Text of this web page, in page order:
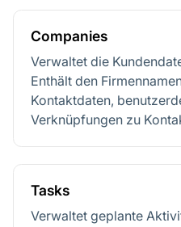
Companies
Verwaltet die
Enthält den
Kontaktdaten,
Verknüpfungen zu
Tasks
Verwaltet geplante